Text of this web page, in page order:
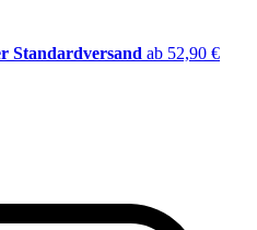
Standardversand ab 52,90 €